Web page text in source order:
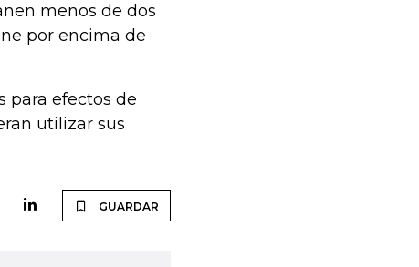
menos de dos
por encima de
para efectos de
utilizar sus
GUARDAR